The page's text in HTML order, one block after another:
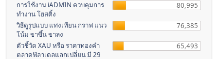
การใช้งาน iADMIN ควบคุมการ
ทำงาน โฮสติ้ง
80,995
วิธีดูรูปแบบ แท่งเทียน กราฟ แนว
โน้ม ขาขึ้น ขาลง
76,385
ตัวชี้วัด XAU หรือ ราคาทองคำ
ตลาดฟิลาเดลแลกเปลี่ยน มี 29
65,493